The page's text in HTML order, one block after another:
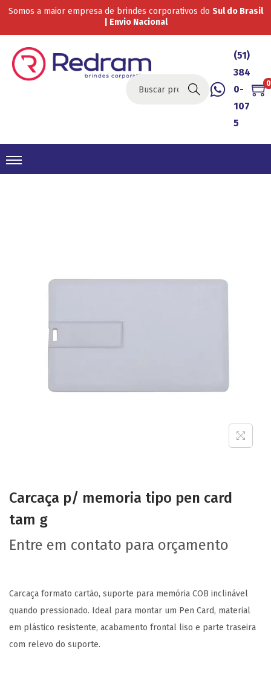
Somos a maior empresa de brindes corporativos do Sul do Brasil
| Envio Nacional
Buscar
(51)
384
0-
107
5
0
Carcaça p/ memoria tipo pen card
tam g
Entre em contato para orçamento
Carcaça formato cartão, suporte para memória COB inclinável
quando pressionado. Ideal para montar um Pen Card, material
em plástico resistente, acabamento frontal liso e parte traseira
com relevo do suporte.